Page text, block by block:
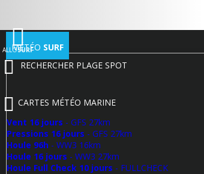
ALLOSURF
MÉTÉO SURF
RECHERCHER PLAGE SPOT
CARTES MÉTÉO MARINE
Vent 16 jours - GFS 27km
Pressions 16 jours - GFS 27km
Houle 96h - WW3 16km
Houle 16 jours - WW3 27km
Houle Full Check 10 jours - FULLCHECK